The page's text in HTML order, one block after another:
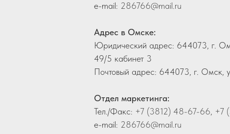
e-mail: 286766@mail.ru
Адрес в Омске:
Юридический адрес: 644073, г.
49/5 кабинет 3
Почтовый адрес: 644073, г. Омск,
Отдел маркетинга:
Тел./Факс: +7 (3812) 48-67-66 +7
e-mail: 286766@mail.ru